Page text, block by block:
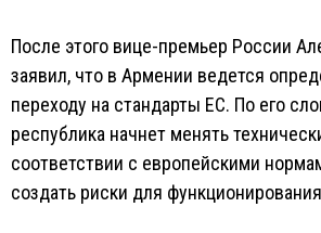
После этого вице-премьер России
заявил, что в Армении ведется
переходу на стандарты ЕС. По его
республика начнет менять
соответствии с европейскими
создать риски для